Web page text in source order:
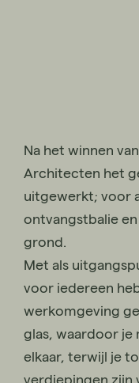
Na het winnen
Architecten het
uitgewerkt; voor
ontvangstbalie
grond.
Met als
voor iedereen
werkomgeving
glas, waardoor
elkaar, terwijl je
verdiepingen zijn